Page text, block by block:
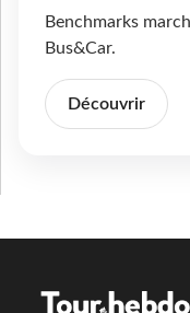
Benchmarks
Bus&Car.
Découvrir